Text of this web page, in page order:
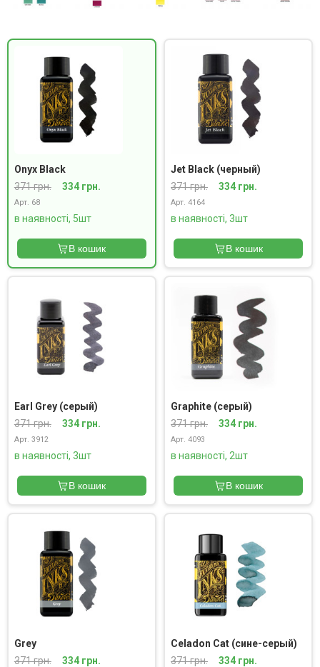
Onyx Black
371 грн.
334 грн.
Арт. 68
в наявності, 5шт
В кошик
Jet Black (черный)
371 грн.
334 грн.
Арт. 4164
в наявності, 3шт
В кошик
Earl Grey (серый)
371 грн.
334 грн.
Арт. 3912
в наявності, 3шт
В кошик
Graphite (серый)
371 грн.
334 грн.
Арт. 4093
в наявності, 2шт
В кошик
Grey
371 грн.
334 грн.
Celadon Cat (сине-серый)
371 грн.
334 грн.